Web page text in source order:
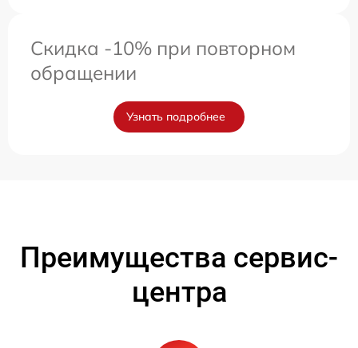
Скидка -10% при повторном
обращении
Узнать подробнее
Преимущества сервис-
центра